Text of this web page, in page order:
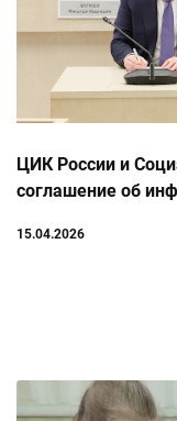
ЦИК России и
соглашение об
инвалидами
15.04.2026